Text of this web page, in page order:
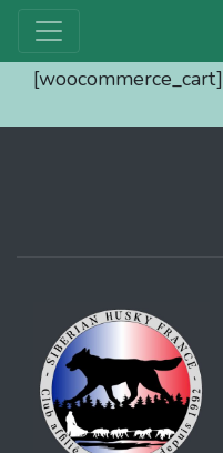
[woocommerce_cart]